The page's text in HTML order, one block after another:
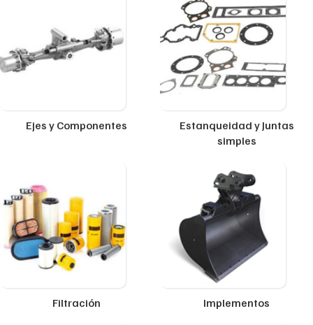
Ejes y Componentes
Estanqueidad y Juntas
simples
Filtración Implementos